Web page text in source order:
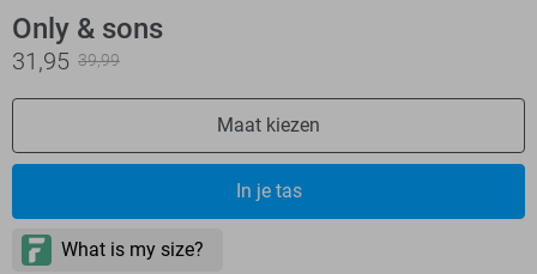
Only & sons
31,95 39,99
Maat kiezen
In je tas